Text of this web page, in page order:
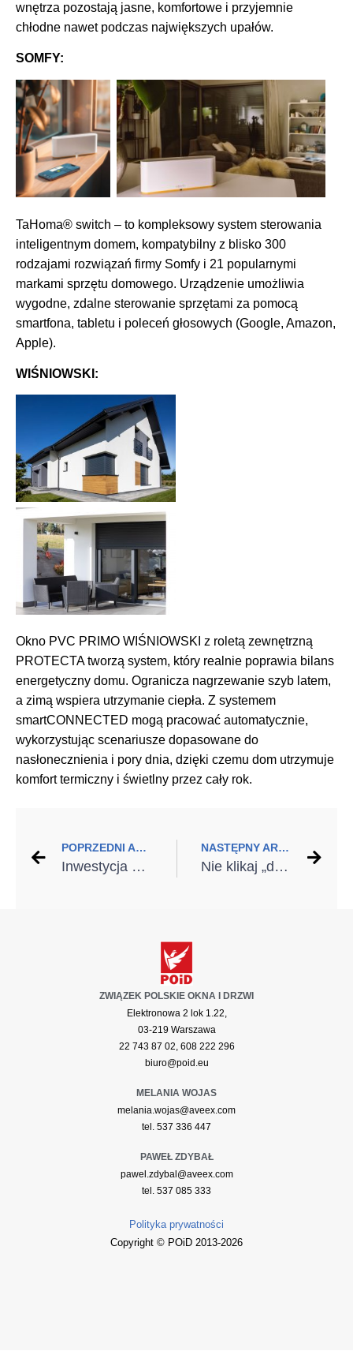
wnętrza pozostają jasne, komfortowe i przyjemnie
chłodne nawet podczas największych upałów.
SOMFY:
TaHoma® switch – to kompleksowy system sterowania
inteligentnym domem, kompatybilny z blisko 300
rodzajami rozwiązań firmy Somfy i 21 popularnymi
markami sprzętu domowego. Urządzenie umożliwia
wygodne, zdalne sterowanie sprzętami za pomocą
smartfona, tabletu i poleceń głosowych (Google, Amazon,
Apple).
WIŚNIOWSKI:
Okno PVC PRIMO WIŚNIOWSKI z roletą zewnętrzną
PROTECTA tworzą system, który realnie poprawia bilans
energetyczny domu. Ogranicza nagrzewanie szyb latem,
a zimą wspiera utrzymanie ciepła. Z systemem
smartCONNECTED mogą pracować automatycznie,
wykorzystując scenariusze dopasowane do
nasłonecznienia i pory dnia, dzięki czemu dom utrzymuje
komfort termiczny i świetlny przez cały rok.
POPRZEDNI ARTYKUŁ
Inwestycja na pokolenia: czym kierować się przy wyborze bramy garażowej?
NASTĘPNY ARTYKUŁ
Nie klikaj „delete”. O decyzji, która decyduje o świetle w domu
ZWIĄZEK POLSKIE OKNA I DRZWI
Elektronowa 2 lok 1.22,
03-219 Warszawa
22 743 87 02, 608 222 296
biuro@poid.eu
MELANIA WOJAS
melania.wojas@aveex.com
tel. 537 336 447
PAWEŁ ZDYBAŁ
pawel.zdybal@aveex.com
tel. 537 085 333
Polityka prywatności
Copyright © POiD 2013-2026